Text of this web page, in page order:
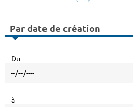
Par date de création
Du
à